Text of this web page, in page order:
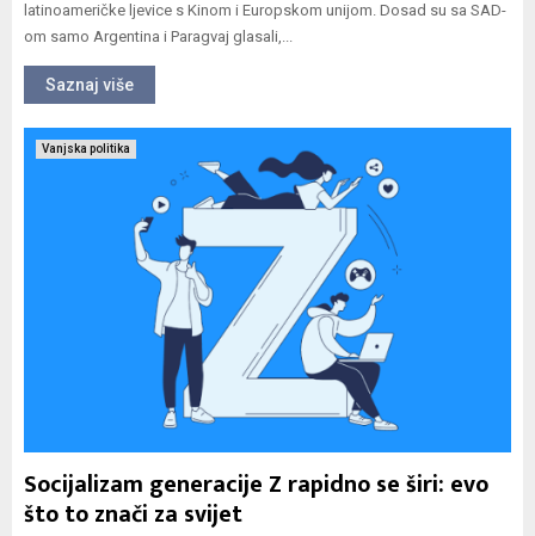
latinoameričke ljevice s Kinom i Europskom unijom. Dosad su sa SAD-
om samo Argentina i Paragvaj glasali,...
Saznaj više
Vanjska politika
Socijalizam generacije Z rapidno se širi: evo
što to znači za svijet